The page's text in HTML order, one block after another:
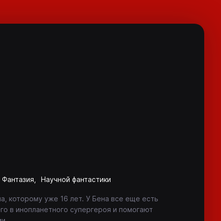
Фантазия Научной фантастики
которому уже 16 лет. У Бена все еще есть
в инопланетного супергероя и помогают